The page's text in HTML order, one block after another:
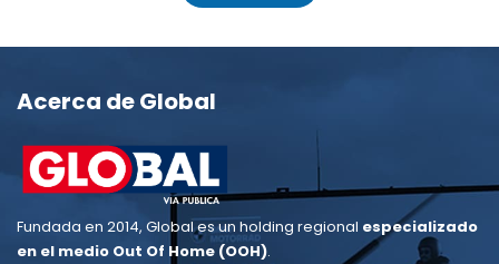
Acerca de Global
Fundada en 2014, Global es un holding regional especializado
en el medio Out Of Home (OOH).